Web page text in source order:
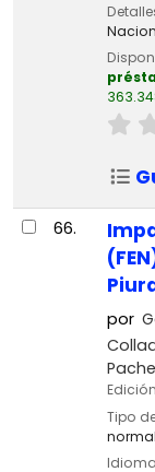
66.
por
Tipo